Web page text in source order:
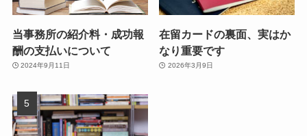
当事務所の紹介料・成功報
酬の支払いについて
2024年9月11日
在留カードの裏面、実はか
なり重要です
2026年3月9日